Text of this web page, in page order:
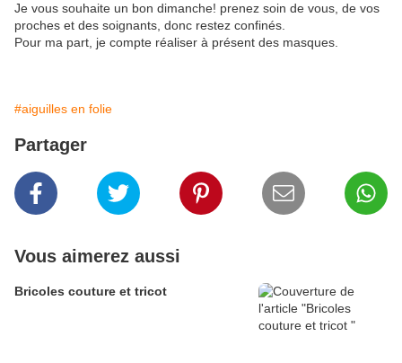
Je vous souhaite un bon dimanche! prenez soin de vous, de vos
proches et des soignants, donc restez confinés.
Pour ma part, je compte réaliser à présent des masques.
#aiguilles en folie
Partager
Vous aimerez aussi
Bricoles couture et tricot